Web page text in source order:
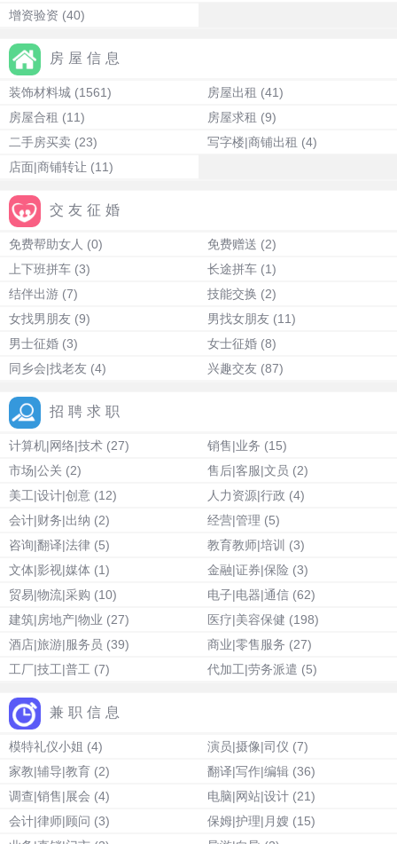
增资验资 (40)
房屋信息
装饰材料城 (1561) 房屋出租 (41)
房屋合租 (11) 房屋求租 (9)
二手房买卖 (23) 写字楼|商铺出租 (4)
店面|商铺转让 (11)
交友征婚
免费帮助女人 (0) 免费赠送 (2)
上下班拼车 (3) 长途拼车 (1)
结伴出游 (7) 技能交换 (2)
女找男朋友 (9) 男找女朋友 (11)
男士征婚 (3) 女士征婚 (8)
同乡会|找老友 (4) 兴趣交友 (87)
招聘求职
计算机|网络|技术 (27) 销售|业务 (15)
市场|公关 (2) 售后|客服|文员 (2)
美工|设计|创意 (12) 人力资源|行政 (4)
会计|财务|出纳 (2) 经营|管理 (5)
咨询|翻译|法律 (5) 教育教师|培训 (3)
文体|影视|媒体 (1) 金融|证券|保险 (3)
贸易|物流|采购 (10) 电子|电器|通信 (62)
建筑|房地产|物业 (27) 医疗|美容保健 (198)
酒店|旅游|服务员 (39) 商业|零售服务 (27)
工厂|技工|普工 (7) 代加工|劳务派遣 (5)
兼职信息
模特礼仪小姐 (4) 演员|摄像|司仪 (7)
家教|辅导|教育 (2) 翻译|写作|编辑 (36)
调查|销售|展会 (4) 电脑|网站|设计 (21)
会计|律师|顾问 (3) 保姆|护理|月嫂 (15)